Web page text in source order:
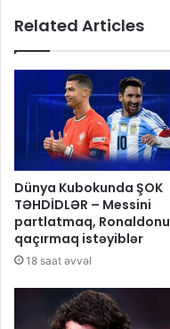
Related Articles
Dünya Kubokunda ŞOK
TƏHDİDLƏR – Messini
partlatmaq, Ronaldonu
qaçırmaq istəyiblər
18 saat əvvəl